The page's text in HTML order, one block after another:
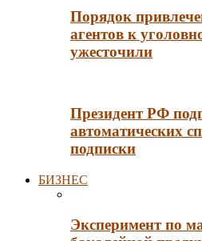
Порядок
агентов к
ужесточили
Президент РФ
автоматических
подписки
БИЗНЕС
Эксперимент по